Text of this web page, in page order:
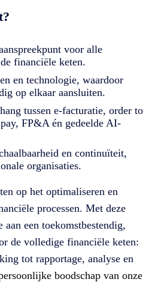
voor alle
financiële keten.
en technologie, waardoor
op elkaar aansluiten.
tussen e-facturatie, order to
FP&A én gedeelde AI-
en continuïteit,
organisaties.
op het optimaliseren en
processen. Met deze
een toekomstbestendig,
de volledige financiële keten:
tot rapportage, analyse en
boodschap van onze